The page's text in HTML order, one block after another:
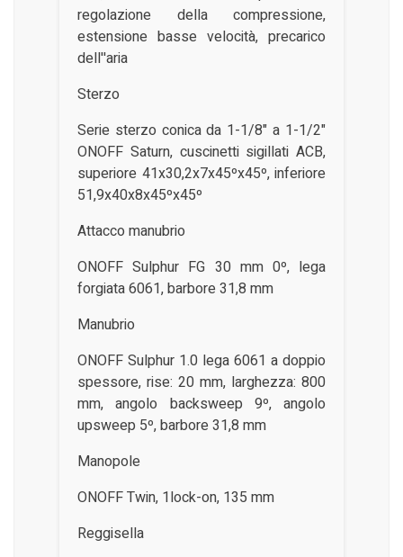
regolazione della compressione,
estensione basse velocità, precarico
dell''aria
Sterzo
Serie sterzo conica da 1-1/8" a 1-1/2"
ONOFF Saturn, cuscinetti sigillati ACB,
superiore 41x30,2x7x45ºx45º, inferiore
51,9x40x8x45ºx45º
Attacco manubrio
ONOFF Sulphur FG 30 mm 0º, lega
forgiata 6061, barbore 31,8 mm
Manubrio
ONOFF Sulphur 1.0 lega 6061 a doppio
spessore, rise: 20 mm, larghezza: 800
mm, angolo backsweep 9º, angolo
upsweep 5º, barbore 31,8 mm
Manopole
ONOFF Twin, 1lock-on, 135 mm
Reggisella